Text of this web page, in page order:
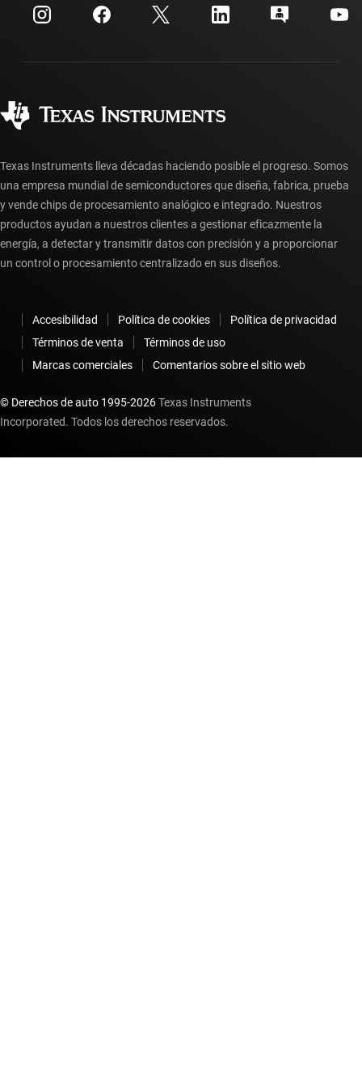
Relaciones con los inversionistas
Fabricación
Centro de atención al cliente
Preguntas frecuentes sobre la cuenta myTI
Preguntas frecuentes sobre pedidos
Texas Instruments lleva décadas haciendo posible el progreso. Somos
una empresa mundial de semiconductores que diseña, fabrica, prueba
y vende chips de procesamiento analógico e integrado. Nuestros
productos ayudan a nuestros clientes a gestionar eficazmente la
energía, a detectar y transmitir datos con precisión y a proporcionar
un control o procesamiento centralizado en sus diseños.
Accesibilidad Política de cookies
Política de privacidad
Términos de venta
Términos de uso
Marcas comerciales
Comentarios sobre el sitio web
© Derechos de auto 1995-2026Texas Instruments
Incorporated. Todos los derechos reservados.